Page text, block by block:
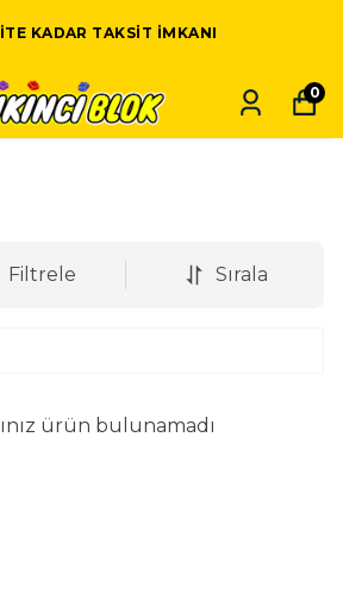
KADAR TAKSIT IMKANI
0
Filtrele Sırala
ürün bulunamadı